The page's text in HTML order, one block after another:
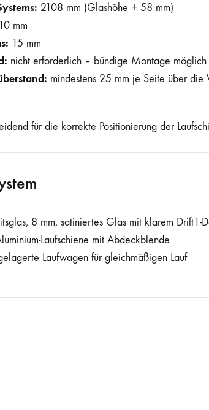
2108 mm (Glashöhe + 58 mm)
mm
15 mm
nicht erforderlich – bündige Montage möglich
mindestens 25 mm je Seite über die
für die korrekte Positionierung der
8 mm, satiniertes Glas mit klarem Drift1-
Laufschiene mit Abdeckblende
Laufwagen für gleichmäßigen Lauf